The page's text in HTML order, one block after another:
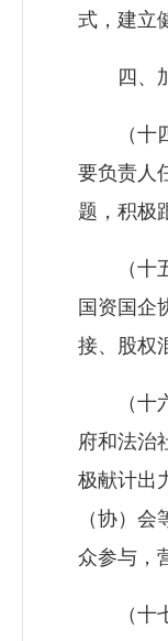
式，建立
四、加
（十四
要负责人
题，积极
（十五
国资国企
接、股权
（十六
府和法治
极献计出
（协）
众参与，
（十七